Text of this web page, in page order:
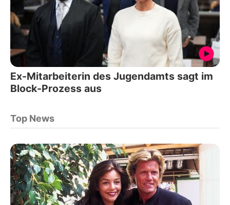
Ex-Mitarbeiterin des Jugendamts sagt im
Block-Prozess aus
Top News